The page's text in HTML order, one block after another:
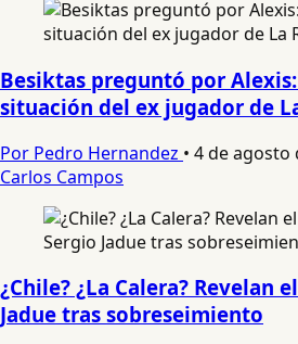
Besiktas preguntó por
situación del ex jugador de
Por Pedro Hernandez • 4 de agosto
Carlos Campos
¿Chile? ¿La Calera? Revelan
Jadue tras sobreseimiento